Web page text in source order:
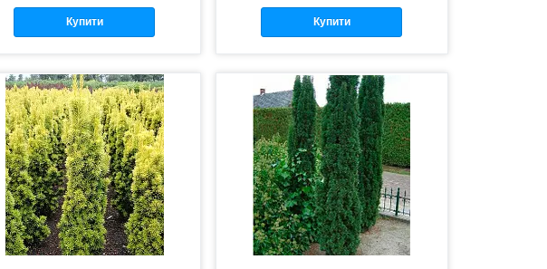
Купити Купити